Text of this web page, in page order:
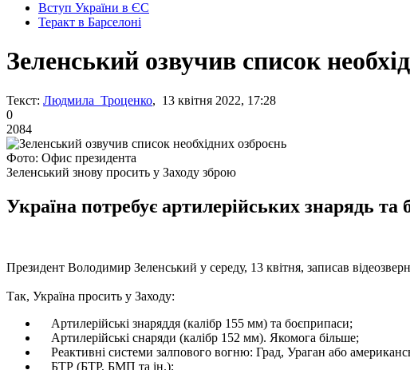
Вступ України в ЄС
Теракт в Барселоні
Зеленський озвучив список
Текст: Людмила Троценко, 13 квітня 2022, 17:28
0
2084
Фото: Офис президента
Зеленський знову просить у Заходу зброю
Україна потребує артилерійських знарядь та
Президент Володимир Зеленський у середу, 13 квітня, записав
Так, Україна просить у Заходу:
Артилерійські знаряддя (калібр 155 мм) та боєприпаси;
Артилерійські снаряди (калібр 152 мм). Якомога більше;
Реактивні системи залпового вогню: Град, Ураган або
БТР (БТР, БМП та ін.);